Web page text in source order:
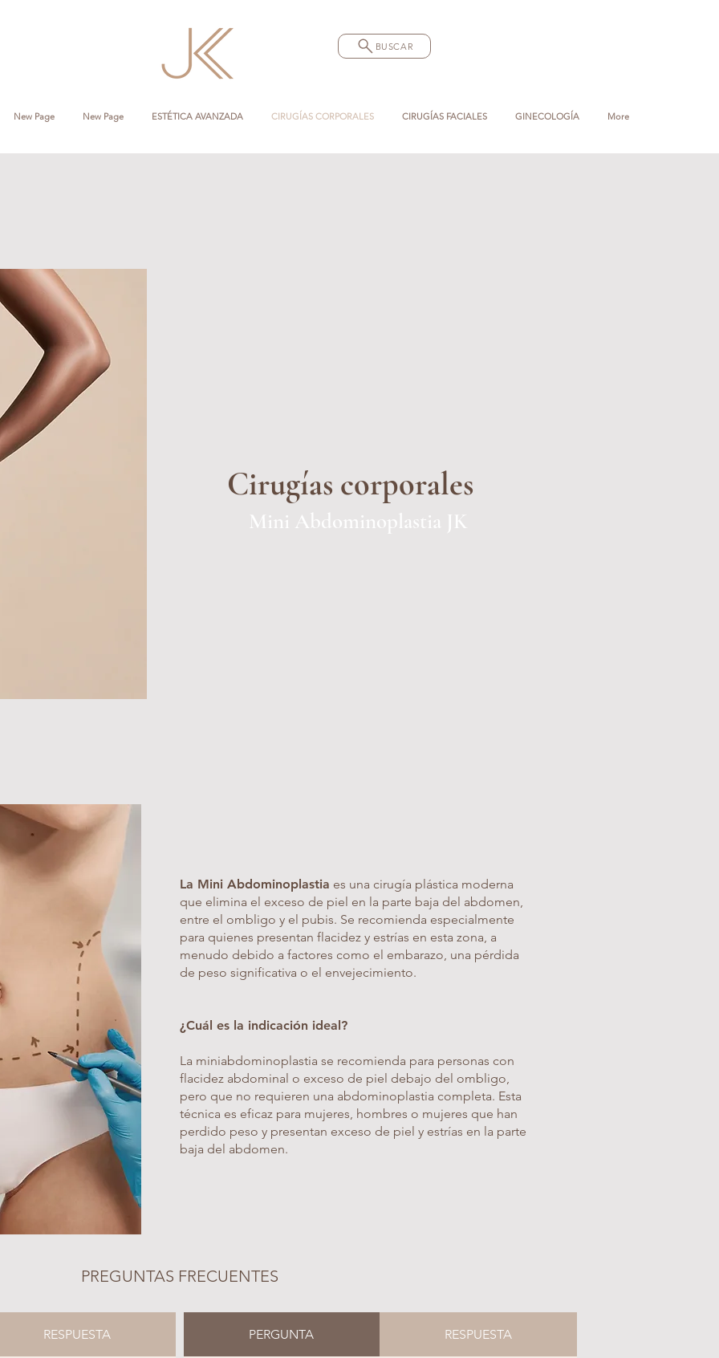
New Page New Page ESTÉTICA AVANZADA CIRUGÍAS CORPORALES CIRUGÍAS FACIALES GINECOLOGÍA More
BUSCAR
Cirugías corporales
Mini Abdominoplastia JK
La Mini Abdominoplastia es una cirugía plástica moderna
que elimina el exceso de piel en la parte baja del abdomen,
entre el ombligo y el pubis. Se recomienda especialmente
para quienes presentan flacidez y estrías en esta zona, a
menudo debido a factores como el embarazo, una pérdida
de peso significativa o el envejecimiento.
¿Cuál es la indicación ideal?
La miniabdominoplastia se recomienda para personas con
flacidez abdominal o exceso de piel debajo del ombligo,
pero que no requieren una abdominoplastia completa. Esta
técnica es eficaz para mujeres, hombres o mujeres que han
perdido peso y presentan exceso de piel y estrías en la parte
baja del abdomen.
PREGUNTAS FRECUENTES
RESPUESTA PERGUNTA RESPUESTA